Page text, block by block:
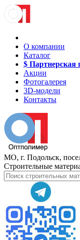
О компании
Каталог
$ Партнерская
Акции
Фотогалерея
3D-модели
Контакты
МО, г. Подольск,
Строительные